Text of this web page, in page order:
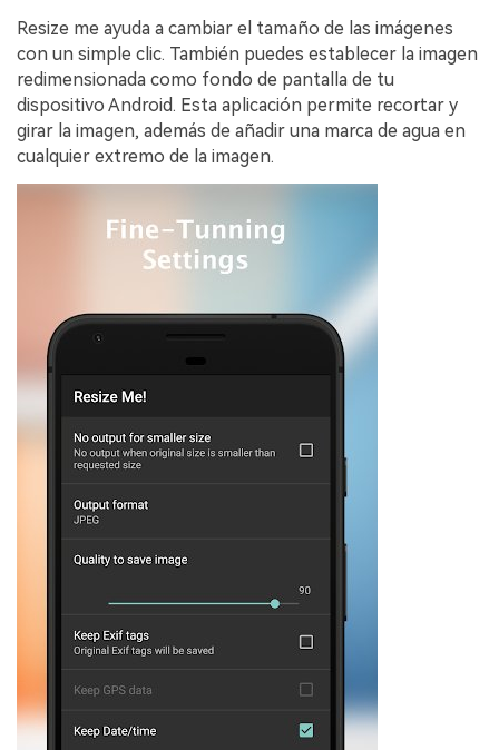
Resize me ayuda a cambiar el tamaño de las imágenes
con un simple clic. También puedes establecer la imagen
redimensionada como fondo de pantalla de tu
dispositivo Android. Esta aplicación permite recortar y
girar la imagen, además de añadir una marca de agua en
cualquier extremo de la imagen.